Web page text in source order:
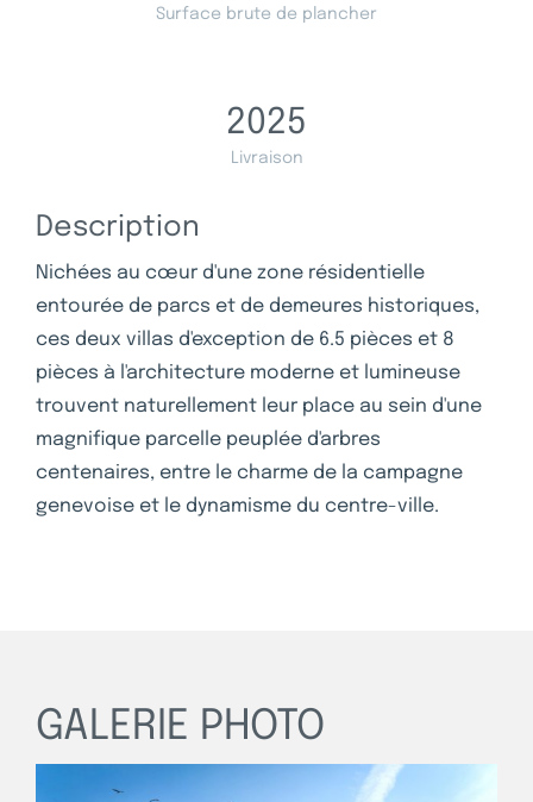
Surface brute de plancher
2025
Livraison
Description
Nichées au cœur d'une zone résidentielle
entourée de parcs et de demeures historiques,
ces deux villas d'exception de 6.5 pièces et 8
pièces à l'architecture moderne et lumineuse
trouvent naturellement leur place au sein d'une
magnifique parcelle peuplée d'arbres
centenaires, entre le charme de la campagne
genevoise et le dynamisme du centre-ville.
GALERIE PHOTO